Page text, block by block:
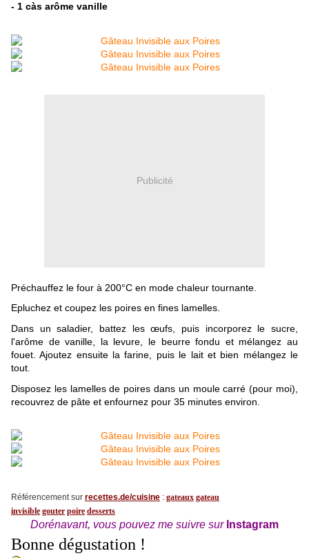
- 1 càs arôme vanille
Publicité
Préchauffez le four à 200°C en mode chaleur tournante.
Epluchez et coupez les poires en fines lamelles.
Dans un saladier, battez les œufs, puis incorporez le sucre,
l'arôme de vanille, la levure, le beurre fondu et mélangez au
fouet. Ajoutez ensuite la farine, puis le lait et bien mélangez le
tout.
Disposez les lamelles de poires dans un moule carré (pour moi),
recouvrez de pâte et enfournez pour 35 minutes environ.
Référencement sur recettes.de/cuisine : gateaux gateau
invisible gouter poire desserts
Dorénavant, vous pouvez me suivre sur Instagram
Bonne dégustation !